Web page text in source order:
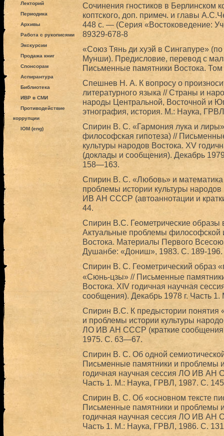
Лекторий
Периодика
Архивы
Работа с рукописями
Экскурсии
Продажа книг
Спонсорам
Аспирантура
Библиотека
ИВР в СМИ
Противодействие
коррупции
IOM (eng)
Сочинения гностиков в Берлинском
коптского, доп. примеч. и главы
448 с. — (Серия «Востоковедение:
89329-678-8
«Союз Тянь ди хуэй в Сингапуре»
Мунши). Предисловие, перевод с
Письменные памятники Востока.
Спешнев Н. А. К вопросу о
литературного языка // Страны и
народы Центральной, Восточной и
этнография, история. М.: Наука,
Спирин В. С. «Гармония лука и
философская гипотеза) //
культуры народов Востока. XV
(доклады и сообщения). Декабрь
158—163.
Спирин В. С. «Любовь» и
проблемы истории культуры
ИВ АН СССР (автоаннотации и
44.
Спирин В.С. Геометрические образы
Актуальные проблемы философской
Востока. Материалы Первого
Душанбе: «Дониш», 1983. С. 189-196.
Спирин В. С. Геометрический образ
«Сюнь-цзы» // Письменные
Востока. XIV годичная научная
сообщения). Декабрь 1978 г. Часть
Спирин В.C. К предыстории понятия
и проблемы истории культуры
ЛО ИВ АН СССР (краткие сообщения
1975. С. 63—67.
Спирин В. С. Об одной
Письменные памятники и проблемы
годичная научная сессия ЛО ИВ АН
Часть 1. М.: Наука, ГРВЛ, 1987. С.
Спирин В. С. Об «основном тексте
Письменные памятники и проблемы
годичная научная сессия ЛО ИВ АН
Часть 1. М.: Наука, ГРВЛ, 1986. С.